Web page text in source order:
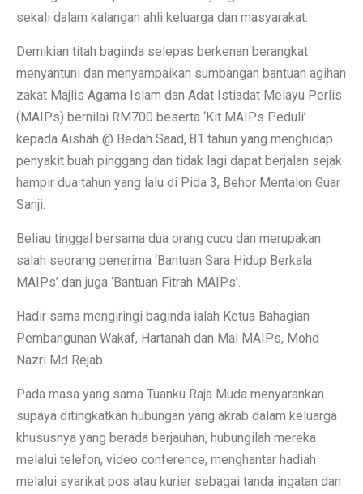
sekali dalam kalangan ahli keluarga dan masyarakat.
Demikian titah baginda selepas berkenan berangkat
menyantuni dan menyampaikan sumbangan bantuan agihan
zakat Majlis Agama Islam dan Adat Istiadat Melayu Perlis
(MAIPs) bernilai RM700 beserta ‘Kit MAIPs Peduli’
kepada Aishah @ Bedah Saad, 81 tahun yang menghidap
penyakit buah pinggang dan tidak lagi dapat berjalan sejak
hampir dua tahun yang lalu di Pida 3, Behor Mentalon Guar
Sanji.
Beliau tinggal bersama dua orang cucu dan merupakan
salah seorang penerima ‘Bantuan Sara Hidup Berkala
MAIPs’ dan juga ‘Bantuan Fitrah MAIPs’.
Hadir sama mengiringi baginda ialah Ketua Bahagian
Pembangunan Wakaf, Hartanah dan Mal MAIPs, Mohd
Nazri Md Rejab.
Pada masa yang sama Tuanku Raja Muda menyarankan
supaya ditingkatkan hubungan yang akrab dalam keluarga
khususnya yang berada berjauhan, hubungilah mereka
melalui telefon, video conference, menghantar hadiah
melalui syarikat pos atau kurier sebagai tanda ingatan dan